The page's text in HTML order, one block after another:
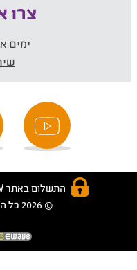
צרו
ימים
התשלום באתר WOW מאובטח בטכנולוגית SSL
© 2026 כל הזכויות שמורות